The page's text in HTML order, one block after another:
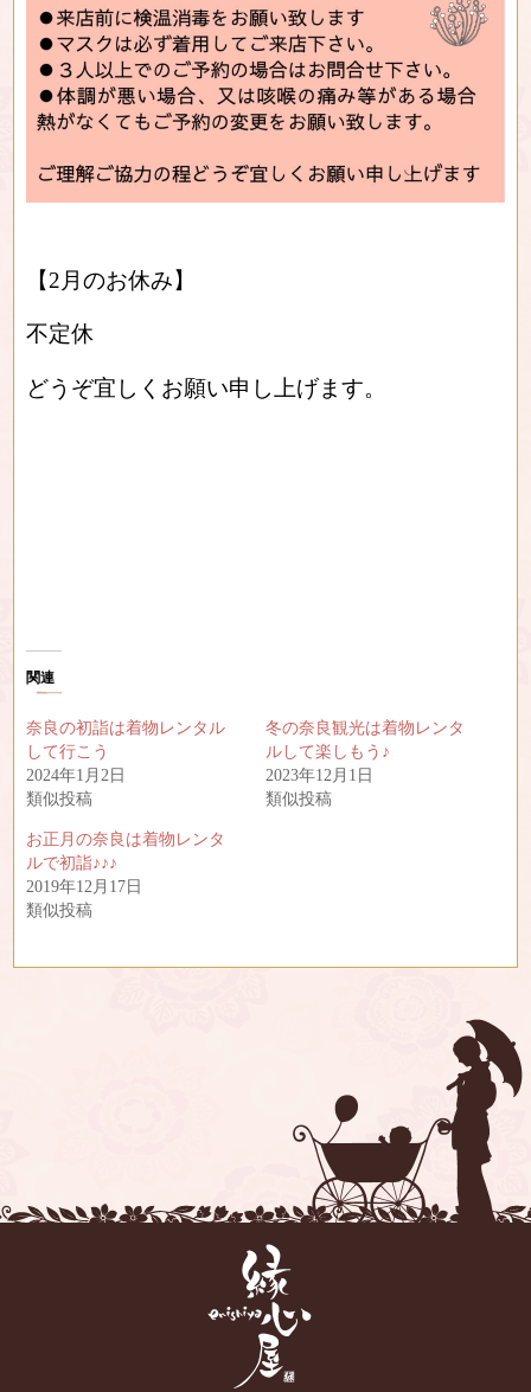
【2月のお休み】
不定休
どうぞ宜しくお願い申し上げます。
関連
奈良の初詣は着物レンタル
して行こう
2024年1月2日
類似投稿
冬の奈良観光は着物レンタ
ルして楽しもう♪
2023年12月1日
類似投稿
お正月の奈良は着物レンタ
ルで初詣♪♪♪
2019年12月17日
類似投稿